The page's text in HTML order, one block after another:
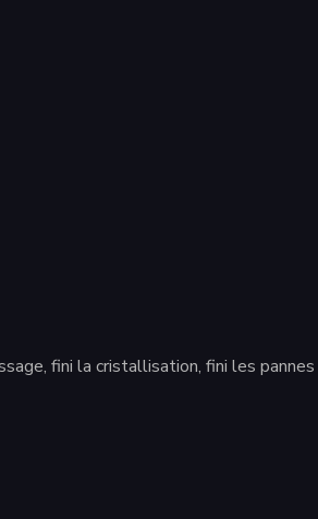
fini la cristallisation, fini les pannes